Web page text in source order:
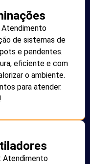
Atendimento
de sistemas de
e pendentes.
eficiente e com
o ambiente.
para atender.
Atendimento